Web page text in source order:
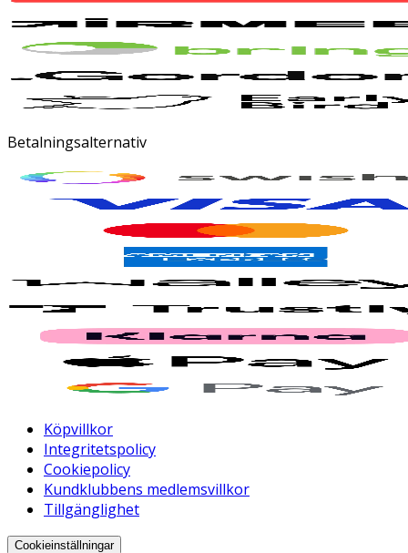
Betalningsalternativ
Köpvillkor
Integritetspolicy
Cookiepolicy
Kundklubbens medlemsvillkor
Tillgänglighet
Cookieinställningar